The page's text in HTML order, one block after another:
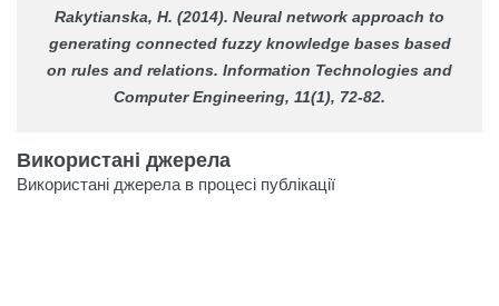
Rakytianska, H. (2014). Neural network approach to
generating connected fuzzy knowledge bases based
on rules and relations. Information Technologies and
Computer Engineering, 11(1), 72-82.
Використані джерела
Використані джерела в процесі публікації